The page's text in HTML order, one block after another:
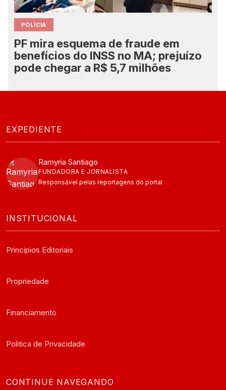
POLÍCIA
PF mira esquema de fraude em
benefícios do INSS no MA; prejuízo
pode chegar a R$ 5,7 milhões
EXPEDIENTE
Ramyria Santiago
FUNDADORA E JORNALISTA
Responsável pelas reportagens do portal
INSTITUCIONAL
Principios Editoriais
Propriedade
Financiamento
Politica de Privacidade
CONTINUE NAVEGANDO